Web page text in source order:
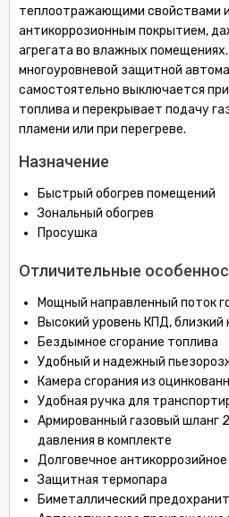
теплоотражающими свойствами
антикоррозионным покрытием,
агрегата во влажных
многоуровневой защитной
самостоятельно выключается
топлива и перекрывает подачу
пламени или при перегреве.
Назначение
Быстрый обогрев помещений
Зональный обогрев
Просушка
Отличительные
Мощный направленный поток
Высокий уровень КПД, близкий
Бездымное сгорание топлива
Удобный и надежный
Камера сгорания из
Удобная ручка для
Армированный газовый шланг
давления в комплекте
Долговечное
Защитная термопара
Биметаллический